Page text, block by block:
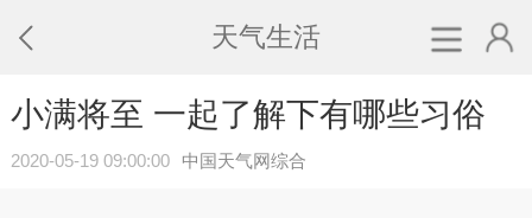
天气生活
小满将至 一起了解下有哪些习俗
2020-05-19 09:00:00 中国天气网综合